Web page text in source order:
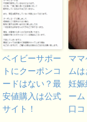
ベイビーサポー
トにクーポンコ
ードはない？最
安値購入は公式
サイト！
マ
ム
妊娠
ー
口コ